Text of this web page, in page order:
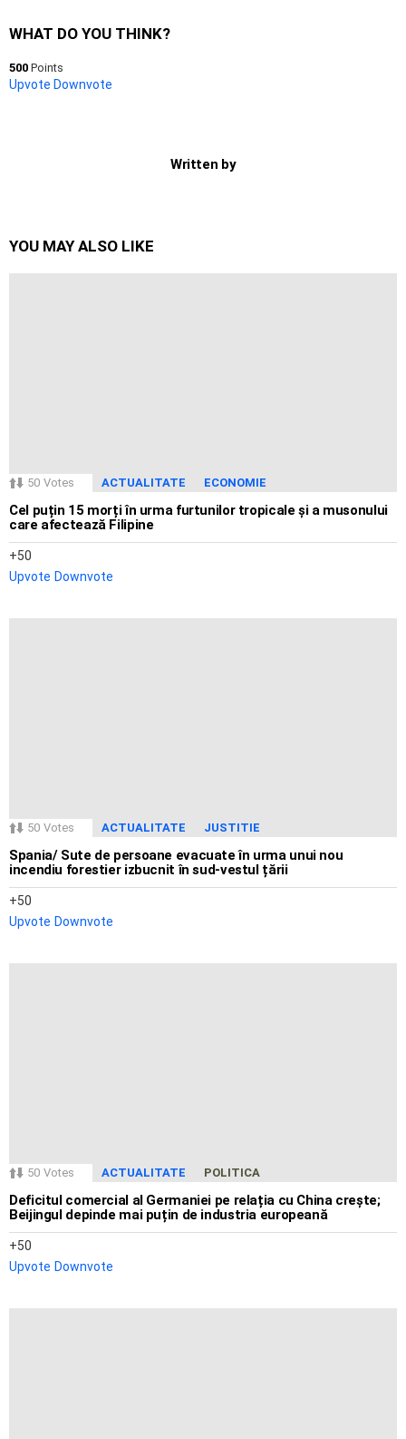
WHAT DO YOU THINK?
500 Points
Upvote Downvote
Written by
YOU MAY ALSO LIKE
50 Votes ACTUALITATE ECONOMIE
Cel puțin 15 morți în urma furtunilor tropicale și a musonului
care afectează Filipine
50
Upvote Downvote
50 Votes ACTUALITATE JUSTITIE
Spania/ Sute de persoane evacuate în urma unui nou
incendiu forestier izbucnit în sud-vestul țării
50
Upvote Downvote
50 Votes ACTUALITATE POLITICA
Deficitul comercial al Germaniei pe relația cu China crește;
Beijingul depinde mai puțin de industria europeană
50
Upvote Downvote